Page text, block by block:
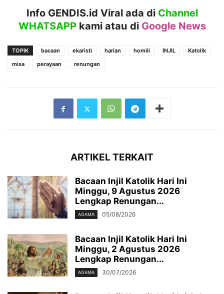
Info GENDIS.id Viral ada di Channel
WHATSAPPkami atau di Google News
TOPIK bacaan ekaristi harian homili INJIL
Katolik
misa
perayaan renungan
ARTIKEL TERKAIT
Bacaan Injil Katolik Hari Ini
Minggu, 9 Agustus 2026
Lengkap Renungan...
AGAMA 05/08/2026
Bacaan Injil Katolik Hari Ini
Minggu, 2 Agustus 2026
Lengkap Renungan...
AGAMA 30/07/2026